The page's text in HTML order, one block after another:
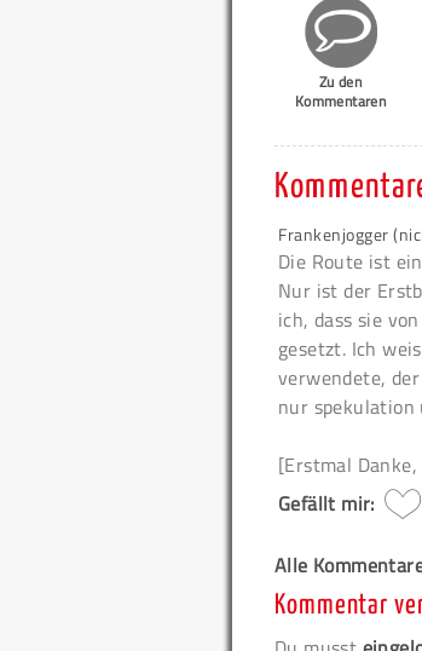
Zu den
Kommentaren
Frankenjogger
Die Route ist
Nur ist der
ich, dass sie
gesetzt. Ich
verwendete,
nur spekulation
[Erstmal
Gefällt mir:
Alle
Kommentar